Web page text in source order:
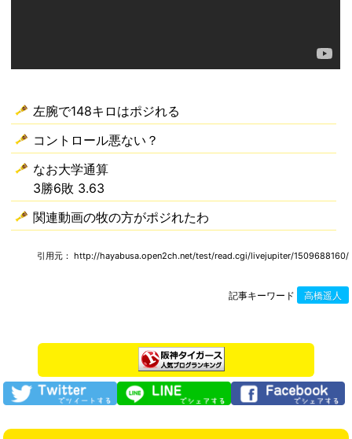
左腕で148キロはポジれる
コントロール悪ない？
なお大学通算
3勝6敗 3.63
関連動画の牧の方がポジれたわ
引用元： http://hayabusa.open2ch.net/test/read.cgi/livejupiter/1509688160/
記事キーワード 高橋遥人